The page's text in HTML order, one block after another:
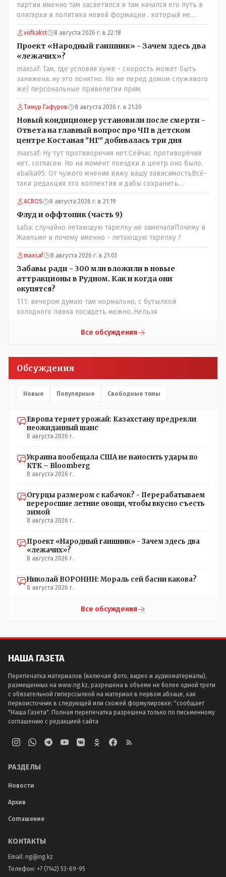
партии именно там засветился и там начался его путь в
олигархи и политика новой формации . который не
стесняется указать президенту на необходимость
скорого ухода! А летающая тарелка, потому что ещё не
было в истории независимого Казахстана депутата
который что то указывал бы действующему президенту,
не иначе инопланетянин, ну а на чём инопланетяне
передвигаются?
vofkakst 8 августа 2026 г. в 22:18
Проект «Народный гаишник» - Зачем здесь два
«лежачих»?
maxsaf: Там, где условия хуже - скорость может быть
занижена..ну это понятно. Но не перед домом служивого
же) персональные привелегии прям.
Тимур Гафуров 8 августа 2026 г. в 21:20
Новый кондиционер установили после смерти -
Ответа на главный вопрос про ЧП в детском
центре Костаная "НГ" добивалась три дня
maxsaf: Ну тут противоречия нет.Сейчас противоречия
нет, согласен. Но на момент поездки в центр оно было.
abaika95: От чужого мнения вижу вашу зависимостьВсё-
таки редакция это коллектив и дабы сохранить
профессиональное лицо можно было бы и указать
Общественному объединению на не корректность
высказываний о вас в том тоне в котором была та
публикация.В комментарии от ОО было и мнение, и
факт. На мнение я ответил там же. В том же тоне
отвечать не намерен, но акценты расставил. А вот факт
нужно было проверить. Что мы и сделали. И если это вы
называете зависимостью, то у меня другое
представление об этом термине.
ACROS 8 августа 2026 г. в 21:19
Флуд и оффтопик (часть 9)
saba: случайно летающую тарелку не замечалиПочему в
Жаильме и почему именно - летающую тарелку ?
maxsaf 8 августа 2026 г. в 21:05
Забавы ради - 300 млн вложили в новые
аттракционы в Рудном. Как и когда они
окупятся?
111: вечером думаю там нормально, с бутылкой
холодного пивка посидеть можно..Нельзя
Все обсуждения
Обсуждения
Новые Популярные Свободные темы
Европа теряет урожай: Казахстану предрекли
неожиданный шанс
8 августа 2026 г.
Украина пообещала США не наносить удары по
КТК – Bloomberg
8 августа 2026 г.
Огурцы размером с кабачок? - Перерабатываем
переросшие летние овощи, чтобы вкусно съесть
зимой
8 августа 2026 г.
Проект «Народный гаишник» - Зачем здесь два
«лежачих»?
8 августа 2026 г.
Николай ВОРОНИН: Мораль сей басни какова?
8 августа 2026 г.
Все обсуждения
НАША ГАЗЕТА
Перепечатка материалов (включая фото, видео и аудиоматериалы),
размещенных на www.ng.kz, разрешена в объеме не более одной трети
с обязательной гиперссылкой на материал в первом абзаце, как
первоисточник в следующей или схожей формулировке: "сообщает
"Наша Газета". Полная перепечатка разрешена только по письменному
соглашению с редакцией сайта
РАЗДЕЛЫ
Новости
Архив
Соглашение
КОНТАКТЫ
Email: ng@ng.kz
Телефон: +7 (7142) 53-69-95